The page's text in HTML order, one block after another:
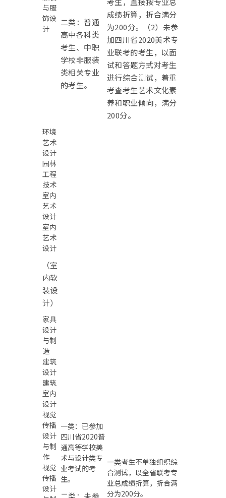
与服
饰设
计
二类：普通
高中各科类
考生、中职
学校非服装
类相关专业
的考生。
成绩折算，折合满分
为200分。（2）未参
加四川省2020美术专
业联考的考生，以面
试和答题方式对考生
进行综合测试，着重
考查考生艺术文化素
养和职业倾向，满分
200分。
环境
艺术
设计
一类：已参加
四川省2020普
通高等学校美
术与设计类专
业考试的考
生。
二类：未参
一类考生不单独组织综
合测试，以全省联考专
业总成绩折算，折合满
分为200分。
园林
工程
技术
室内
艺术
设计
室内
艺术
设计
（室
内软
装设
计）
家具
设计
与制
造
建筑
设计
建筑
室内
设计
视觉
传播
设计
与制
作
视觉
传播
设计